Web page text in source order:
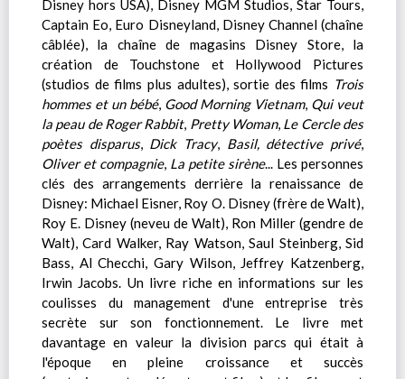
Disney hors USA), Disney MGM Studios, Star Tours,
Captain Eo, Euro Disneyland, Disney Channel (chaîne
câblée), la chaîne de magasins Disney Store, la
création de Touchstone et Hollywood Pictures
(studios de films plus adultes), sortie des films Trois
hommes et un bébé, Good Morning Vietnam, Qui veut
la peau de Roger Rabbit, Pretty Woman, Le Cercle des
poètes disparus, Dick Tracy, Basil, détective privé,
Oliver et compagnie, La petite sirène... Les personnes
clés des arrangements derrière la renaissance de
Disney: Michael Eisner, Roy O. Disney (frère de Walt),
Roy E. Disney (neveu de Walt), Ron Miller (gendre de
Walt), Card Walker, Ray Watson, Saul Steinberg, Sid
Bass, Al Checchi, Gary Wilson, Jeffrey Katzenberg,
Irwin Jacobs. Un livre riche en informations sur les
coulisses du management d'une entreprise très
secrète sur son fonctionnement. Le livre met
davantage en valeur la division parcs qui était à
l'époque en pleine croissance et succès